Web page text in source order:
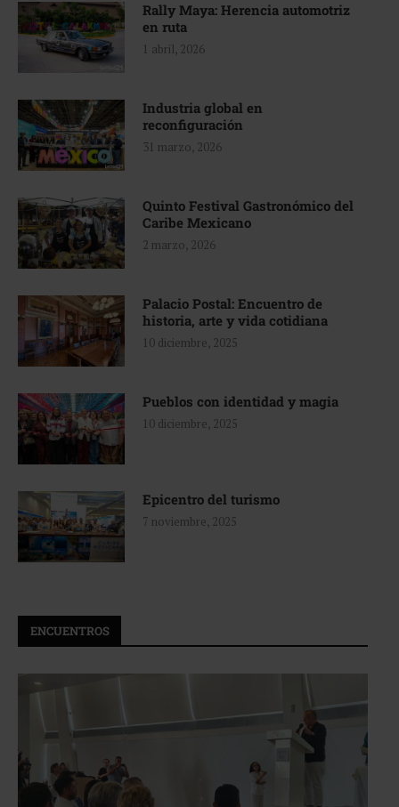
Rally Maya: Herencia automotriz
en ruta
1 abril, 2026
Industria global en
reconfiguración
31 marzo, 2026
Quinto Festival Gastronómico del
Caribe Mexicano
2 marzo, 2026
Palacio Postal: Encuentro de
historia, arte y vida cotidiana
10 diciembre, 2025
Pueblos con identidad y magia
10 diciembre, 2025
Epicentro del turismo
7 noviembre, 2025
ENCUENTROS